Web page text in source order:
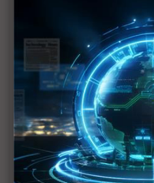
折疊機邁向「三強競逐」
零件價格急漲 2H26三星
期
蘋果與Android陣營力拱
圖表1分鐘：蘋果折疊
科技1分鐘：蘋果折疊-液